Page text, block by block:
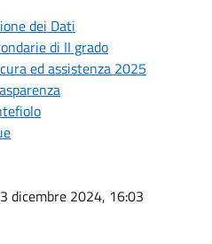
dei Dati
di II grado
ed assistenza 2025
dicembre 2024, 16:03